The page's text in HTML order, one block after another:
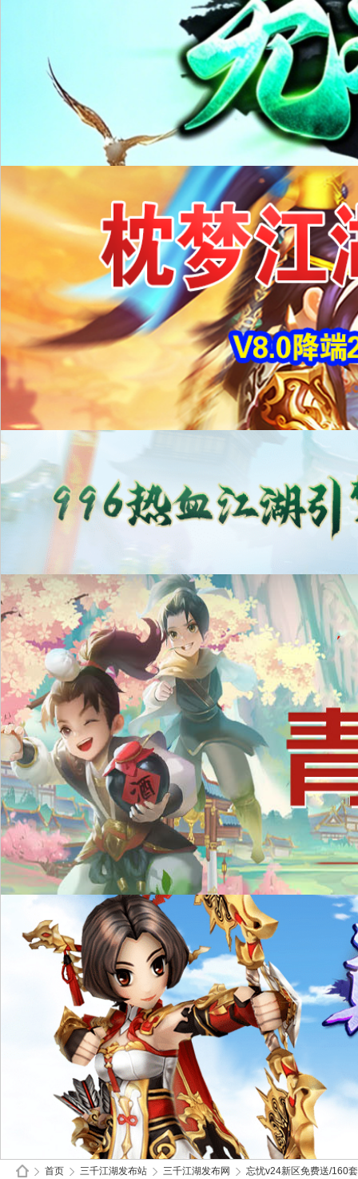
首页 三千江湖发布站 三千江湖发布网 忘忧v24新区免费送/160